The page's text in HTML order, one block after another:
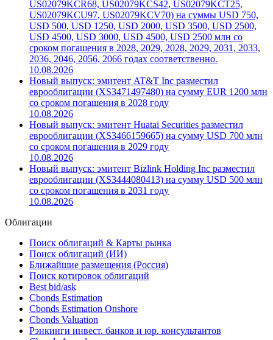
US02079KCR68, US02079KCS42, US02079KCT25,
US02079KCU97, US02079KCV70) на суммы USD 750,
USD 500, USD 1250, USD 2000, USD 3500, USD 2500,
USD 4500, USD 3000, USD 4500, USD 2500 млн со
сроком погашения в 2028, 2029, 2028, 2029, 2031, 2033,
2036, 2046, 2056, 2066 годах соответственно.
10.08.2026
Новый выпуск: эмитент AT&T Inc разместил
еврооблигации (XS3471497480) на сумму EUR 1200 млн
со сроком погашения в 2028 году
10.08.2026
Новый выпуск: эмитент Huatai Securities разместил
еврооблигации (XS3466159665) на сумму USD 700 млн
со сроком погашения в 2029 году
10.08.2026
Новый выпуск: эмитент Bizlink Holding Inc разместил
еврооблигации (XS3444080413) на сумму USD 500 млн
со сроком погашения в 2031 году
10.08.2026
Облигации
Поиск облигаций & Карты рынка
Поиск облигаций (ИИ)
Ближайшие размещения (Россия)
Поиск котировок облигаций
Best bid/ask
Cbonds Estimation
Cbonds Estimation Onshore
Cbonds Valuation
Рэнкинги инвест. банков и юр. консультантов